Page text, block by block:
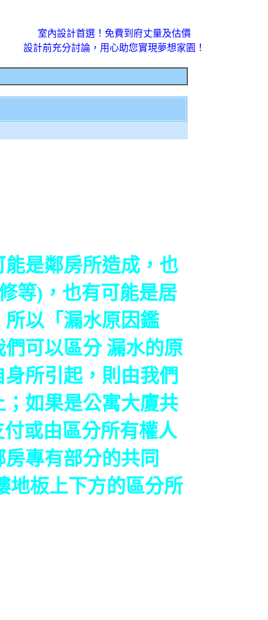
室內設計首選！免費到府丈量及估價
設計前充分討論，用心助您實現夢想家園！
是鄰房所造成，也
等)，也有可能是居
以「漏水原因鑑
可以區分 漏水的原
所引起，則由我們
如果是公寓大廈共
或由區分所有權人
專有部分的共同
地板上下方的區分所